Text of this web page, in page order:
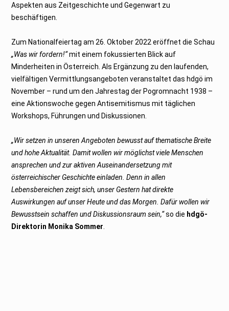
Aspekten aus Zeitgeschichte und Gegenwart zu
beschäftigen.
Zum Nationalfeiertag am 26. Oktober 2022 eröffnet die Schau
„Was wir fordern!“mit einem fokussierten Blick auf
Minderheiten in Österreich. Als Ergänzung zu den laufenden,
vielfältigen Vermittlungsangeboten veranstaltet das hdgö im
November – rund um den Jahrestag der Pogromnacht 1938 –
eine Aktionswoche gegen Antisemitismus mit täglichen
Workshops, Führungen und Diskussionen.
„Wir setzen in unseren Angeboten bewusst auf thematische Breite
und hohe Aktualität. Damit wollen wir möglichst viele Menschen
ansprechen und zur aktiven Auseinandersetzung mit
österreichischer Geschichte einladen. Denn in allen
Lebensbereichen zeigt sich, unser Gestern hat direkte
Auswirkungen auf unser Heute und das Morgen. Dafür wollen wir
Bewusstsein schaffen und Diskussionsraum sein,“so die hdgö-
Direktorin Monika Sommer